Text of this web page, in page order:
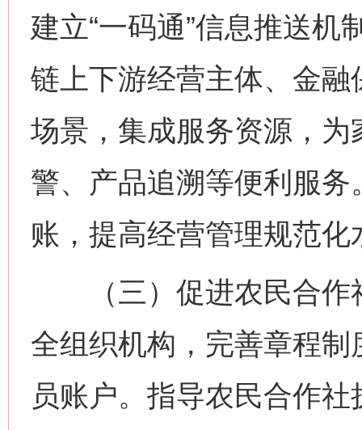
建立“一码通”信息推送
链上下游经营主体、金融
场景，集成服务资源，
警、产品追溯等便利服
账，提高经营管理规范化
（三）促进农民合作
全组织机构，完善章程
员账户。指导农民合作